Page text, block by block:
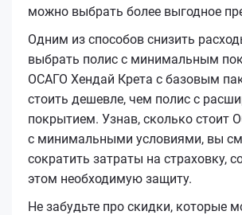
можно выбрать более выгодное
Одним из способов снизить
выбрать полис с минимальным
ОСАГО Хендай Крета с базовым
стоить дешевле, чем полис с
покрытием. Узнав, сколько стоит
с минимальными условиями, вы
сократить затраты на страховку,
этом необходимую защиту.
Не забудьте про скидки, которые